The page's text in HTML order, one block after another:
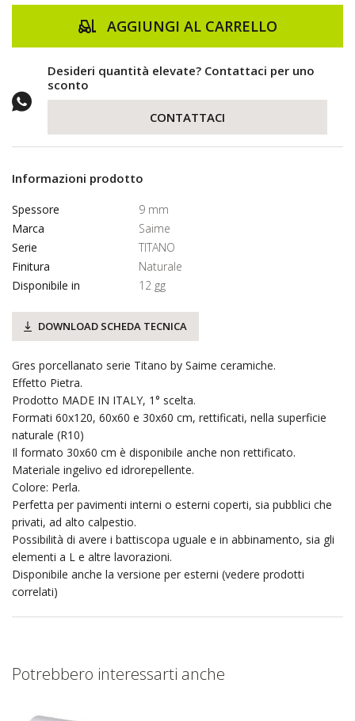
AGGIUNGI AL CARRELLO
Desideri quantità elevate? Contattaci per uno
sconto
CONTATTACI
Informazioni prodotto
Spessore
9 mm
Marca
Saime
Serie
TITANO
Finitura
Naturale
Disponibile in
12 gg
DOWNLOAD SCHEDA TECNICA
Gres porcellanato serie Titano by Saime ceramiche.
Effetto Pietra.
Prodotto MADE IN ITALY, 1° scelta.
Formati 60x120, 60x60 e 30x60 cm, rettificati, nella superficie
naturale (R10)
Il formato 30x60 cm è disponibile anche non rettificato.
Materiale ingelivo ed idrorepellente.
Colore: Perla.
Perfetta per pavimenti interni o esterni coperti, sia pubblici che
privati, ad alto calpestio.
Possibilità di avere i battiscopa uguale e in abbinamento, sia gli
elementi a L e altre lavorazioni.
Disponibile anche la versione per esterni (vedere prodotti
correlati)
Potrebbero interessarti anche